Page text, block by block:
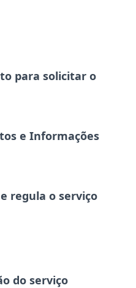
para solicitar o
e Informações
regula o serviço
do serviço